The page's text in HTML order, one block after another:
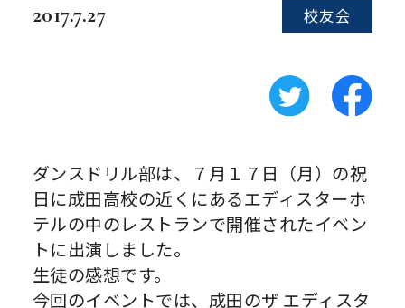
2017.7.27 校友会
ダンスドリル部は、７月１７日（月）の祝
日に成田高校の近くにあるエディスターホ
テルの中のレストランで開催されたイベン
トに出演しました。
生徒の感想です。
今回のイベントでは、成田のザ エディスタ